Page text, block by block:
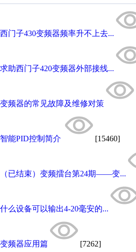
西门子430变频器频率升不上去...
求助西门子420变频器外部接线...
变频器的常见故障及维修对策
智能PID控制简介 [15460]
（已结束）变频擂台第24期——变...
什么设备可以输出4-20毫安的...
变频器应用篇 [7262]